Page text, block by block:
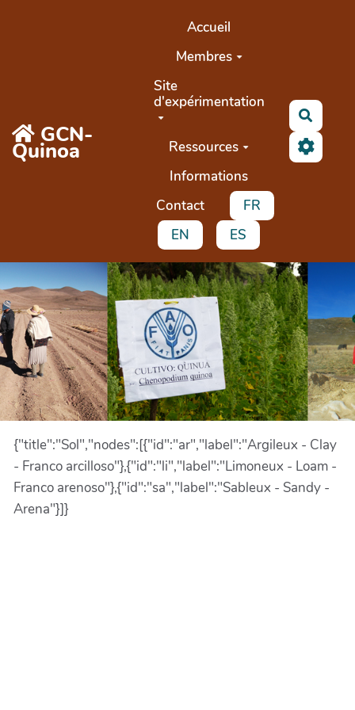
GCN-
Quinoa
Accueil
Membres
Site
d'expérimentation
Ressources
Informations
Contact
FR
EN
ES
{"title":"Sol","nodes":[{"id":"ar","label":"Argileux - Clay
- Franco arcilloso"},{"id":"li","label":"Limoneux - Loam -
Franco arenoso"},{"id":"sa","label":"Sableux - Sandy -
Arena"}]}